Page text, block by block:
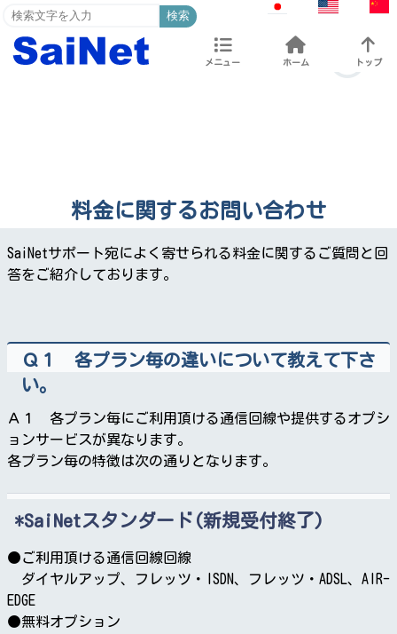
検索
メニュー ホーム トップ
料金に関するお問い合わせ
SaiNetサポート宛によく寄せられる料金に関するご質問と回
答をご紹介しております。
Ｑ１ 各プラン毎の違いについて教えて下さ
い。
Ａ１ 各プラン毎にご利用頂ける通信回線や提供するオプシ
ョンサービスが異なります。
各プラン毎の特徴は次の通りとなります。
SaiNetスタンダード(新規受付終了)
●ご利用頂ける通信回線回線
ダイヤルアップ、フレッツ・ISDN、フレッツ・ADSL、AIR-
EDGE
●無料オプション